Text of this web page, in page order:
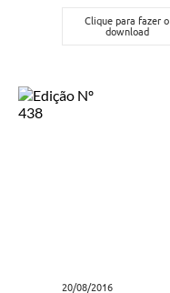
Clique para fazer o
download
20/08/2016